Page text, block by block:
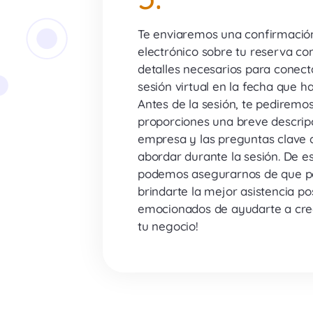
Te enviaremos una
electrónico sobre tu reserva
detalles necesarios para
sesión virtual en la fecha que
Antes de la sesión, te
proporciones una breve
empresa y las preguntas clave
abordar durante la sesión. De
podemos asegurarnos de que
brindarte la mejor asistencia
emocionados de ayudarte a
tu negocio!